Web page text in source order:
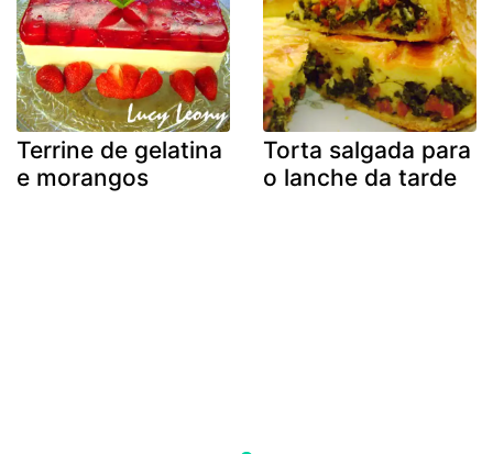
Terrine de gelatina
e morangos
Torta salgada para
o lanche da tarde